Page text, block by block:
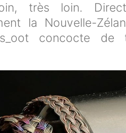
très loin.
la Nouvelle-
concocte de